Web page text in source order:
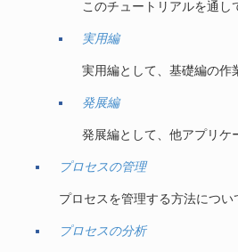
このチュートリアルを通
実用編
実用編として、基礎編の作
発展編
発展編として、他アプリケ
プロセスの管理
プロセスを管理する方法につい
プロセスの分析